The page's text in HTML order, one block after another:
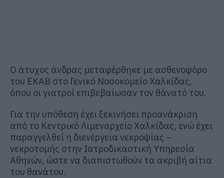
Ο άτυχος άνδρας μεταφέρθηκε με ασθενοφόρο
του ΕΚΑΒ στο Γενικό Νοσοκομείο Χαλκίδας,
όπου οι γιατροί επιβεβαίωσαν τον θάνατό του.
Για την υπόθεση έχει ξεκινήσει προανάκριση
από το Κεντρικό Λιμεναρχείο Χαλκίδας, ενώ έχει
παραγγελθεί η διενέργεια νεκροψίας –
νεκροτομής στην Ιατροδικαστική Υπηρεσία
Αθηνών, ώστε να διαπιστωθούν τα ακριβή αίτια
του θανάτου.